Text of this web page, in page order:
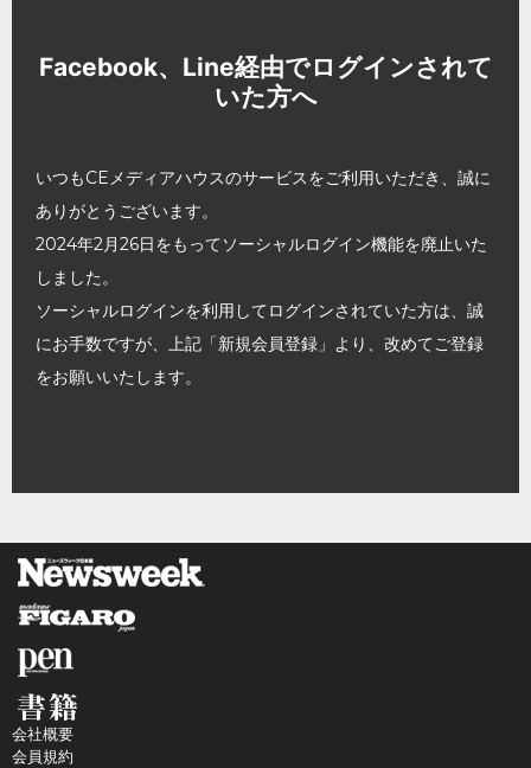
Facebook、Line経由でログインされて
いた方へ
いつもCEメディアハウスのサービスをご利用いただき、誠に
ありがとうございます。
2024年2月26日をもってソーシャルログイン機能を廃止いた
しました。
ソーシャルログインを利用してログインされていた方は、誠
にお手数ですが、上記「新規会員登録」より、改めてご登録
をお願いいたします。
会社概要
会員規約